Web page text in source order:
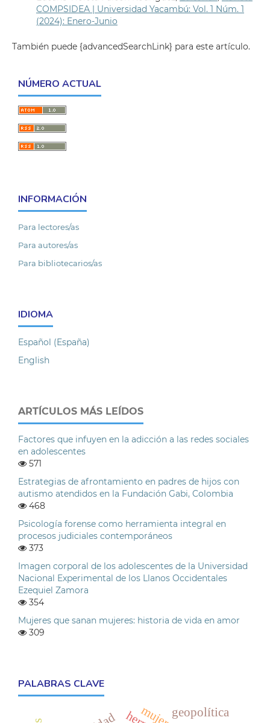
COMPSIDEA | Universidad Yacambú: Vol. 1 Núm. 1
(2024): Enero-Junio
También puede {advancedSearchLink} para este artículo.
NÚMERO ACTUAL
INFORMACIÓN
Para lectores/as
Para autores/as
Para bibliotecarios/as
IDIOMA
Español (España)
English
ARTÍCULOS MÁS LEÍDOS
Factores que infuyen en la adicción a las redes sociales
en adolescentes
571
Estrategias de afrontamiento en padres de hijos con
autismo atendidos en la Fundación Gabi, Colombia
468
Psicología forense como herramienta integral en
procesos judiciales contemporáneos
373
Imagen corporal de los adolescentes de la Universidad
Nacional Experimental de los Llanos Occidentales
Ezequiel Zamora
354
Mujeres que sanan mujeres: historia de vida en amor
309
PALABRAS CLAVE
geopolítica